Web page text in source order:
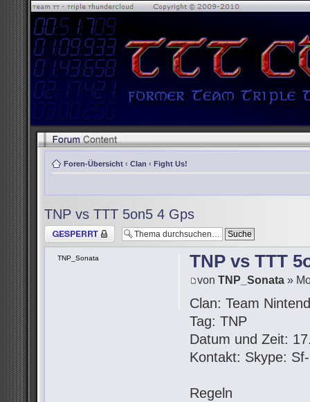
Foren-Übersicht ‹ Clan ‹ Fight Us!
TNP vs TTT 5on5 4 Gps
Thema gesperrt
TNP vs TTT
vonTNP_Sonata »
Clan: Team
Tag: TNP
Datum und Zeit:
Kontakt: Skype:
Regeln
TNP_Sonata